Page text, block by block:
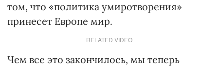
том, что «политика умиротворения»
принесет Европе мир.
RELATED VIDEO
Чем все это закончилось, мы теперь